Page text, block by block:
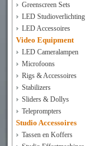
Greenscreen Sets
LED Studioverlichting
LED Accessoires
Video Equipment
LED Cameralampen
Microfoons
Rigs & Accessoires
Stabilizers
Sliders & Dollys
Teleprompters
Studio Accessoires
Tassen en Koffers